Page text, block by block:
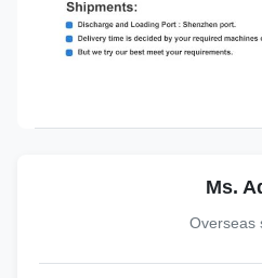
Ms.
Overseas